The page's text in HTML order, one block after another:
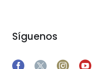
Síguenos